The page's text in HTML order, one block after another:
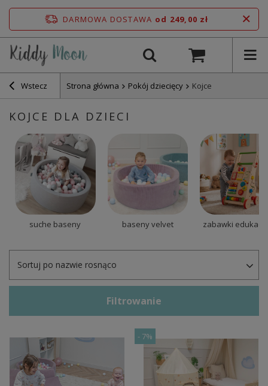
DARMOWA DOSTAWA od 249,00 zł
Wstecz Strona główna Pokój dziecięcy Kojce
KOJCE DLA DZIECI
suche baseny baseny velvet zabawki
Sortuj po nazwie rosnąco
Filtrowanie
- 7%